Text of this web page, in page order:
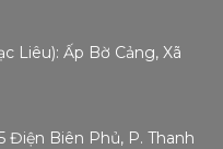
Liêu): Ấp Bờ Cảng, Xã
Điện Biên Phủ, P. Thanh